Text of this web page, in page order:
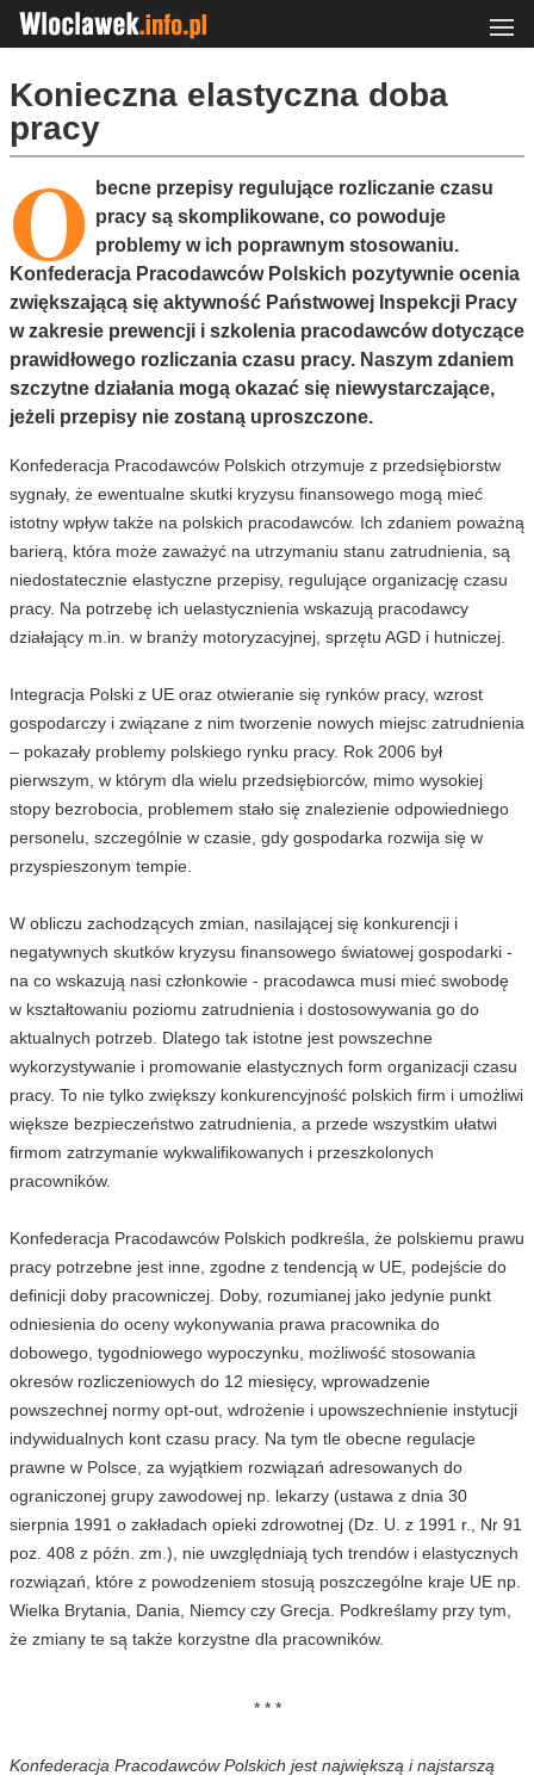
Konieczna elastyczna doba
pracy
O
becne przepisy regulujące rozliczanie czasu
pracy są skomplikowane, co powoduje
problemy w ich poprawnym stosowaniu.
Konfederacja Pracodawców Polskich pozytywnie ocenia
zwiększającą się aktywność Państwowej Inspekcji Pracy
w zakresie prewencji i szkolenia pracodawców dotyczące
prawidłowego rozliczania czasu pracy. Naszym zdaniem
szczytne działania mogą okazać się niewystarczające,
jeżeli przepisy nie zostaną uproszczone.
Konfederacja Pracodawców Polskich otrzymuje z przedsiębiorstw
sygnały, że ewentualne skutki kryzysu finansowego mogą mieć
istotny wpływ także na polskich pracodawców. Ich zdaniem poważną
barierą, która może zaważyć na utrzymaniu stanu zatrudnienia, są
niedostatecznie elastyczne przepisy, regulujące organizację czasu
pracy. Na potrzebę ich uelastycznienia wskazują pracodawcy
działający m.in. w branży motoryzacyjnej, sprzętu AGD i hutniczej.
Integracja Polski z UE oraz otwieranie się rynków pracy, wzrost
gospodarczy i związane z nim tworzenie nowych miejsc zatrudnienia
– pokazały problemy polskiego rynku pracy. Rok 2006 był
pierwszym, w którym dla wielu przedsiębiorców, mimo wysokiej
stopy bezrobocia, problemem stało się znalezienie odpowiedniego
personelu, szczególnie w czasie, gdy gospodarka rozwija się w
przyspieszonym tempie.
W obliczu zachodzących zmian, nasilającej się konkurencji i
negatywnych skutków kryzysu finansowego światowej gospodarki -
na co wskazują nasi członkowie - pracodawca musi mieć swobodę
w kształtowaniu poziomu zatrudnienia i dostosowywania go do
aktualnych potrzeb. Dlatego tak istotne jest powszechne
wykorzystywanie i promowanie elastycznych form organizacji czasu
pracy. To nie tylko zwiększy konkurencyjność polskich firm i umożliwi
większe bezpieczeństwo zatrudnienia, a przede wszystkim ułatwi
firmom zatrzymanie wykwalifikowanych i przeszkolonych
pracowników.
Konfederacja Pracodawców Polskich podkreśla, że polskiemu prawu
pracy potrzebne jest inne, zgodne z tendencją w UE, podejście do
definicji doby pracowniczej. Doby, rozumianej jako jedynie punkt
odniesienia do oceny wykonywania prawa pracownika do
dobowego, tygodniowego wypoczynku, możliwość stosowania
okresów rozliczeniowych do 12 miesięcy, wprowadzenie
powszechnej normy opt-out, wdrożenie i upowszechnienie instytucji
indywidualnych kont czasu pracy. Na tym tle obecne regulacje
prawne w Polsce, za wyjątkiem rozwiązań adresowanych do
ograniczonej grupy zawodowej np. lekarzy (ustawa z dnia 30
sierpnia 1991 o zakładach opieki zdrowotnej (Dz. U. z 1991 r., Nr 91
poz. 408 z późn. zm.), nie uwzględniają tych trendów i elastycznych
rozwiązań, które z powodzeniem stosują poszczególne kraje UE np.
Wielka Brytania, Dania, Niemcy czy Grecja. Podkreślamy przy tym,
że zmiany te są także korzystne dla pracowników.
* * *
Konfederacja Pracodawców Polskich jest największą i najstarszą